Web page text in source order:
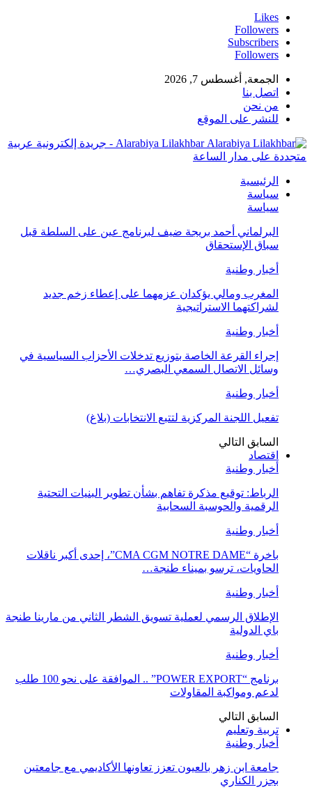
Likes
Followers
Subscribers
Followers
الجمعة, أغسطس 7, 2026
اتصل بنا
من نحن
للنشر على الموقع
Alarabiya Lilakhbar - جريدة إلكترونية عربية
متجددة على مدار الساعة
الرئيسية
سياسة
سياسة
البرلماني أحمد بريجة ضيف لبرنامج عين على السلطة قبل
سباق الإستحقاق
أخبار وطنية
المغرب ومالي يؤكدان عزمهما على إعطاء زخم جديد
لشراكتهما الاستراتيجية
أخبار وطنية
إجراء القرعة الخاصة بتوزيع تدخلات الأحزاب السياسية في
وسائل الاتصال السمعي البصري…
أخبار وطنية
تفعيل اللجنة المركزية لتتبع الانتخابات (بلاغ)
السابق التالي
اقتصاد
أخبار وطنية
الرباط: توقيع مذكرة تفاهم بشأن تطوير البنيات التحتية
الرقمية والحوسبة السحابية
أخبار وطنية
باخرة “CMA CGM NOTRE DAME”، إحدى أكبر ناقلات
الحاويات، ترسو بميناء طنجة…
أخبار وطنية
الإطلاق الرسمي لعملية تسويق الشطر الثاني من مارينا طنجة
باي الدولية
أخبار وطنية
برنامج “POWER EXPORT” .. الموافقة على نحو 100 طلب
لدعم ومواكبة المقاولات
السابق التالي
تربية وتعليم
أخبار وطنية
جامعة ابن زهر بالعيون تعزز تعاونها الأكاديمي مع جامعتين
بجزر الكناري